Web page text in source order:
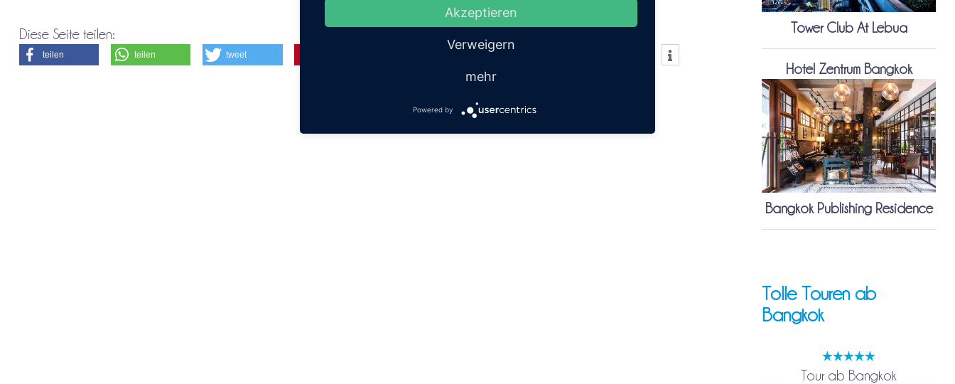
Diese Seite teilen:
teilen teilen tweet
Tower Club At Lebua
Hotel Zentrum Bangkok
Bangkok Publishing Residence
Tolle Touren ab
Bangkok
Tour ab Bangkok
Akzeptieren
Verweigern
mehr
Powered by